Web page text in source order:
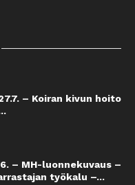
– Koiran kivun hoito
– MH-luonnekuvaus –
työkalu –...